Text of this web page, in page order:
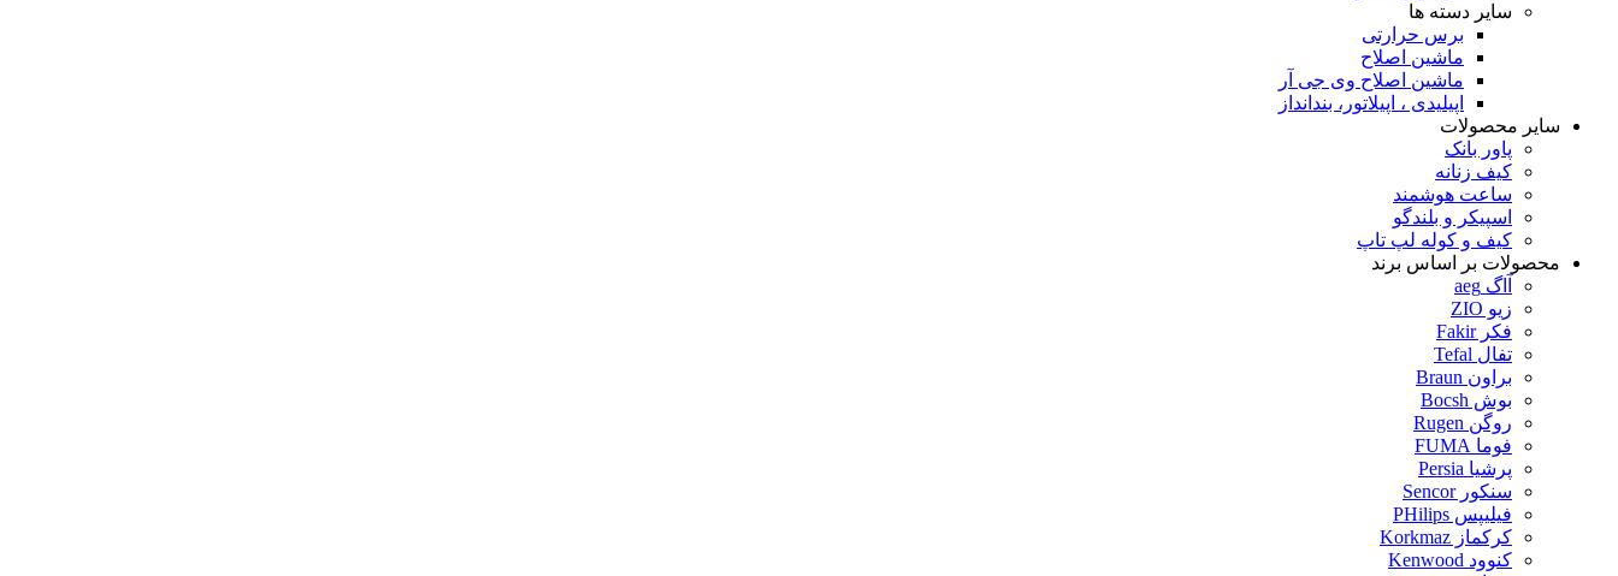
سایر دسته ها
برس حرارتی
ماشین اصلاح
ماشین اصلاح وی جی آر
اپیلیدی ، اپیلاتور، بندانداز
سایر محصولات
پاور بانک
کیف زنانه
ساعت هوشمند
اسپیکر و بلندگو
کیف و کوله لپ تاپ
محصولات بر اساس برند
آاگ aeg
زیو ZIO
فکر Fakir
تفال Tefal
براون Braun
بوش Bocsh
روگن Rugen
فوما FUMA
پرشیا Persia
سنکور Sencor
فیلیپس PHilips
کرکماز Korkmaz
کنوود Kenwood